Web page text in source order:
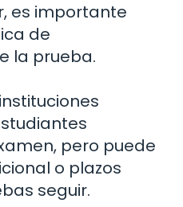
es importante
de
la prueba.
pero puede
o plazos
seguir.